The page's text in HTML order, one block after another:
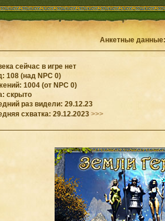
Анкетные
сейчас в игре нет
108 (над NPC 0)
1004 (от NPC 0)
скрыто
раз видели: 29.12.23
схватка: 29.12.2023 >>>